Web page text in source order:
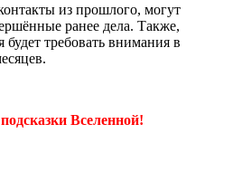
из прошлого, могут
ранее дела. Также,
будет требовать внимания в
Вселенной!